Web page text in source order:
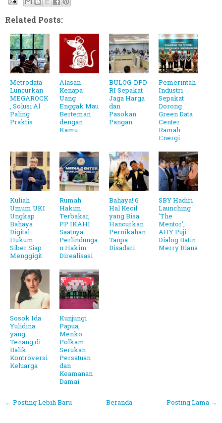
Related Posts:
Metrodata
Luncurkan
MEGAROCK
, Solusi Al
Paling
Praktis
Alasan
Kenapa
Uang
Enggak Mau
Berteman
dengan
Kamu
BULOG-DPD
RI Sepakat
Jaga Harga
dan
Pasokan
Pangan
Pemerintah-
Industri
Sepakat
Dorong
Green Data
Center
Ramah
Energi
Kuliah
Umum UKI
Ungkap
Bahaya
Digital:
Hukum
Siber Siap
Menggigit
Rumah
Hakim
Terbakar,
PP IKAHI:
Saatnya
Perlindunga
n Hakim
Direalisasi
Bahaya! 6
Hal Kecil
yang Bisa
Hancurkan
Pernikahan
Tanpa
Disadari
SBY Hadiri
Launching
'The
Mentor',
AHY Puji
Dialog Batin
Merry Riana
Sosok Ida
Yulidina
yang
Tenang di
Balik
Kontroversi
Keluarga
Kunjungi
Papua,
Menko
Polkam
Serukan
Persatuan
dan
Keamanan
Damai
← Posting Lebih Baru Posting Lama →
Beranda